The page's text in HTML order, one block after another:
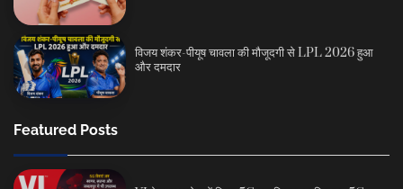
विजय शंकर-पीयूष चावला की मौजूदगी से LPL 2026 हुआ
और दमदार
Featured Posts